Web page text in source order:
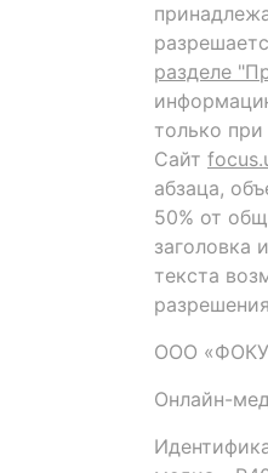
разделе
только
Сайт
абзаца,
50% от
заголовка
текста
ООО
Онлайн-